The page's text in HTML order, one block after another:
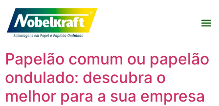
Papelão comum ou papelão
ondulado: descubra o
melhor para a sua empresa